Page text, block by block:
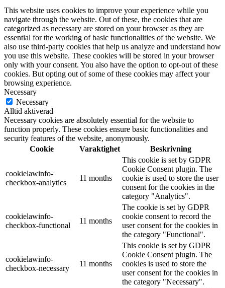
This website uses cookies to improve your experience while you
navigate through the website. Out of these, the cookies that are
categorized as necessary are stored on your browser as they are
essential for the working of basic functionalities of the website. We
also use third-party cookies that help us analyze and understand how
you use this website. These cookies will be stored in your browser
only with your consent. You also have the option to opt-out of these
cookies. But opting out of some of these cookies may affect your
browsing experience.
Necessary
Necessary
Alltid aktiverad
Necessary cookies are absolutely essential for the website to
function properly. These cookies ensure basic functionalities and
security features of the website, anonymously.
Cookie
Varaktighet Beskrivning
cookielawinfo-
checkbox-analytics
11 months
This cookie is set by GDPR
Cookie Consent plugin. The
cookie is used to store the user
consent for the cookies in the
category "Analytics".
cookielawinfo-
checkbox-functional
11 months
The cookie is set by GDPR
cookie consent to record the
user consent for the cookies in
the category "Functional".
cookielawinfo-
checkbox-necessary
11 months
This cookie is set by GDPR
Cookie Consent plugin. The
cookies is used to store the
user consent for the cookies in
the category "Necessary".